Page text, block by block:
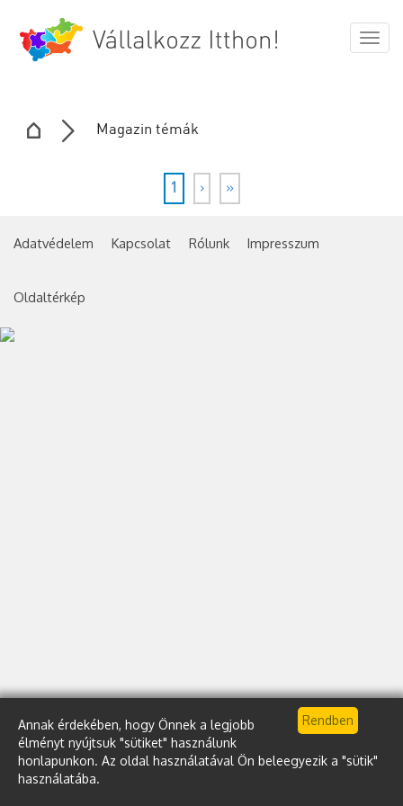
Annak érdekében, hogy Önnek a legjobb
élményt nyújtsuk "sütiket" használunk
honlapunkon. Az oldal használatával Ön beleegyezik a "sütik"
használatába.
Magazin témák
1 › »
Adatvédelem Kapcsolat Rólunk Impresszum
Oldaltérkép